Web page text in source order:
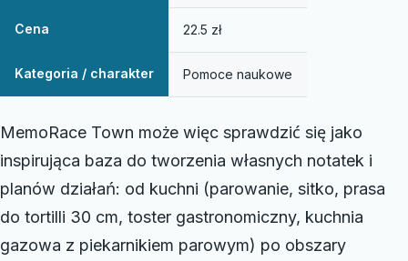
Cena 22.5 zł
Kategoria / charakter Pomoce naukowe
MemoRace Town może więc sprawdzić się jako
inspirująca baza do tworzenia własnych notatek i
planów działań: od kuchni (parowanie, sitko, prasa
do tortilli 30 cm, toster gastronomiczny, kuchnia
gazowa z piekarnikiem parowym) po obszary